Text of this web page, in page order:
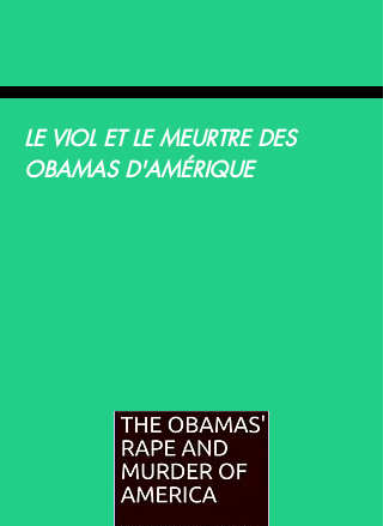
LE VIOL ET LE MEURTRE DES
OBAMAS D'AMÉRIQUE